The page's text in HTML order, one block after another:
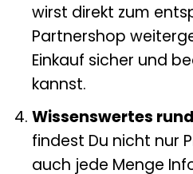
wirst direkt zum
Partnershop
Einkauf sicher und
kannst.
Wissenswertes rund
findest Du nicht nur
auch jede Menge